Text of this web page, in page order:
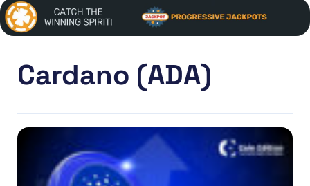
Cardano (ADA)